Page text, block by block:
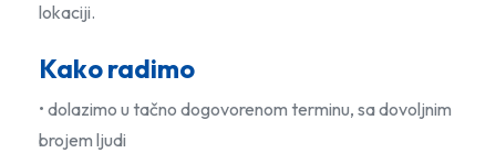
lokaciji.
Kako radimo
• dolazimo u tačno dogovorenom terminu, sa dovoljnim
brojem ljudi